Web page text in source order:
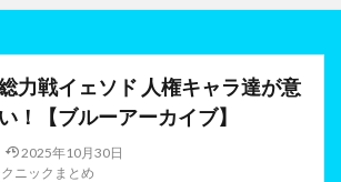
力戦イェソド 人権キャラ達が意
！【ブルーアーカイブ】
2025年10月30日
ニックまとめ